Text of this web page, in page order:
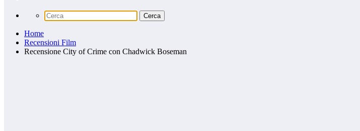
Home
Recensioni Film
Recensione City of Crime con Chadwick Boseman